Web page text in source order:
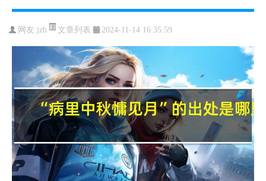
网友:jzb 文章列表 2024-11-14 16:35:59